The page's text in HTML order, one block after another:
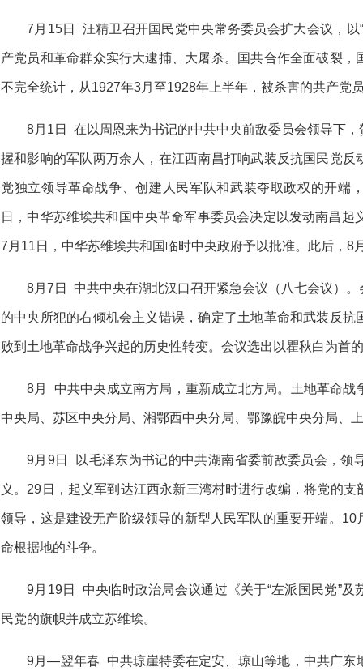
7月15日 汪精卫召开国民党中央常务委员会扩大会议，以
产党员和革命群众实行大逮捕、大屠杀。国共合作全面破裂
不完全统计，从1927年3月至1928年上半年，被杀害的共产党
8月1日 在以周恩来为书记的中共中央前敌委员会领导下
握和影响的军队两万余人，在江西南昌打响武装反抗国民党
党独立领导革命战争、创建人民军队和武装夺取政权的开端
日，中华苏维埃共和国中央革命军事委员会决定以发动南昌
7月11日，中华苏维埃共和国临时中央政府予以批准。此后，8
8月7日 中共中央在湖北汉口召开紧急会议（八七会议）
的中央所犯的右倾机会主义错误，确定了土地革命和武装反
败到土地革命战争兴起的历史性转变。会议选出以瞿秋白为首
8月 中共中央成立南方局，重新成立北方局。土地革命战
中央局、苏区中央分局、湘鄂西中央分局、鄂豫皖中央分局、
9月9日 以毛泽东为书记的中共湖南省委前敌委员会，领
义。29日，起义军到达江西永新三湾村时进行改编，将党的
领导，这是建设无产阶级领导的新型人民军队的重要开端。
命根据地的斗争。
9月19日 中央临时政治局会议通过《关于“左派国民党”
民党的旗帜并成立苏维埃。
9月—翌年春 中共琼崖特委在定安、琼山等地，中共广东